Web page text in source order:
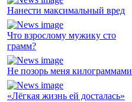
Нанести максимальный вред
Что взрослому мужику сто
грамм?
Не позорь меня килограммами
«Лёгкая жизнь ей досталась»